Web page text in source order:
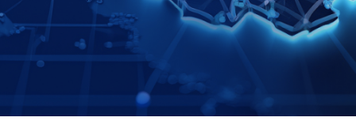
отчеты
Контакты